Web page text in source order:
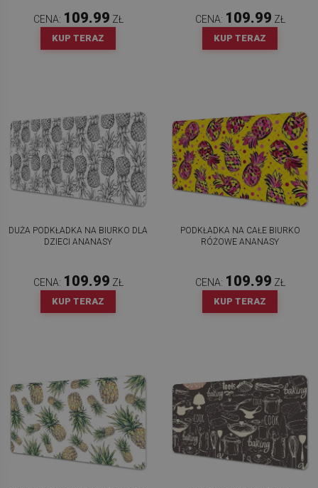
CENA: 109.99 ZŁ
KUP TERAZ
CENA: 109.99 ZŁ
KUP TERAZ
DUŻA PODKŁADKA NA BIURKO DLA
DZIECI ANANASY
CENA: 109.99 ZŁ
KUP TERAZ
PODKŁADKA NA CAŁE BIURKO
RÓŻOWE ANANASY
CENA: 109.99 ZŁ
KUP TERAZ